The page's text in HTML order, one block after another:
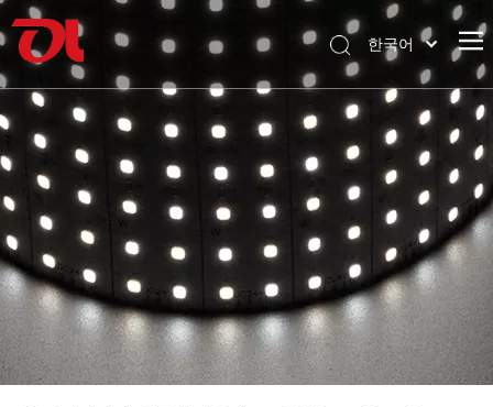
홈페이지
회사 소개
제품
신청
지원하다
다운로드
블로그
연락하다
한국어
العربية
Français
Pусский
Español
Português
Deutsch
Italiano
日本語
Nederlands